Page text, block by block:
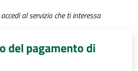
al servizio che ti interessa
del pagamento di